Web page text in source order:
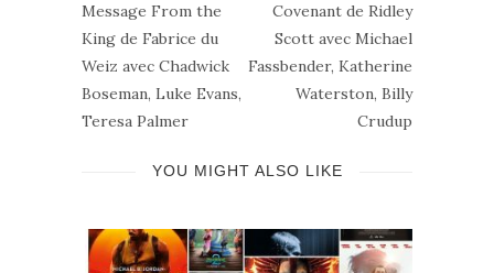
Message From the
King de Fabrice du
Weiz avec Chadwick
Boseman, Luke Evans,
Teresa Palmer
Covenant de Ridley
Scott avec Michael
Fassbender, Katherine
Waterston, Billy
Crudup
YOU MIGHT ALSO LIKE